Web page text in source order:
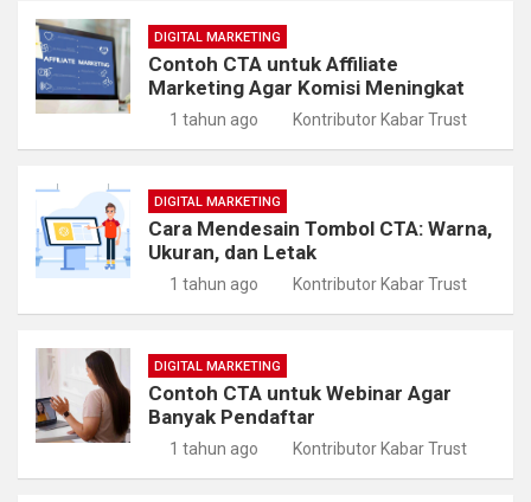
DIGITAL MARKETING
Contoh CTA untuk Affiliate
Marketing Agar Komisi Meningkat
1 tahun ago Kontributor Kabar Trust
DIGITAL MARKETING
Cara Mendesain Tombol CTA: Warna,
Ukuran, dan Letak
1 tahun ago Kontributor Kabar Trust
DIGITAL MARKETING
Contoh CTA untuk Webinar Agar
Banyak Pendaftar
1 tahun ago Kontributor Kabar Trust